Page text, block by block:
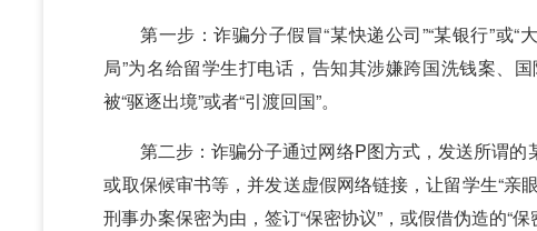
第一步：诈骗分子假冒“某快递公司”“某银行”或“
局”为名给留学生打电话，告知其涉嫌跨国洗钱案、
被“驱逐出境”或者“引渡回国”。
第二步：诈骗分子通过网络P图方式，发送所谓的
或取保候审书等，并发送虚假网络链接，让留学生“亲
刑事办案保密为由，签订“保密协议”，或假借伪造的“